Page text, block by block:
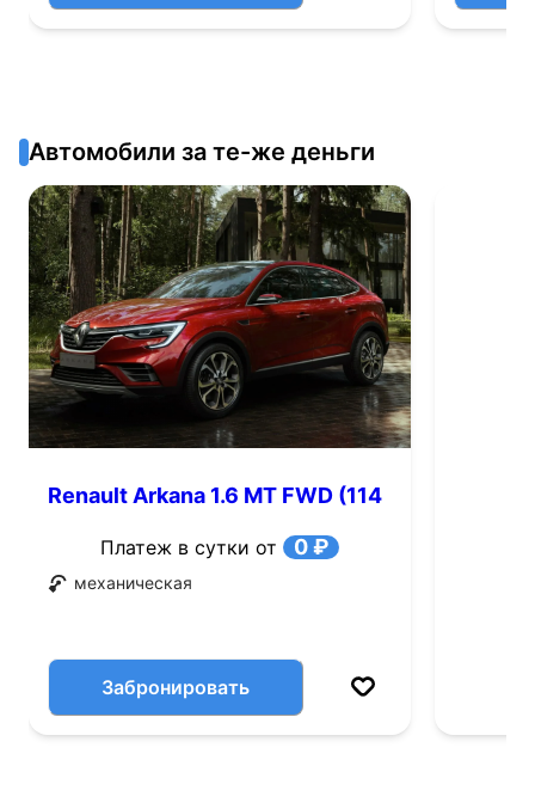
Автомобили за те-же деньги
Renault Arkana 1.6 MT FWD (114
Платеж в сутки от 0 ₽
механическая
Забронировать